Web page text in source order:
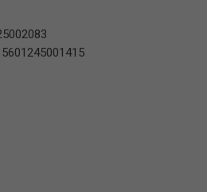
5601245001415